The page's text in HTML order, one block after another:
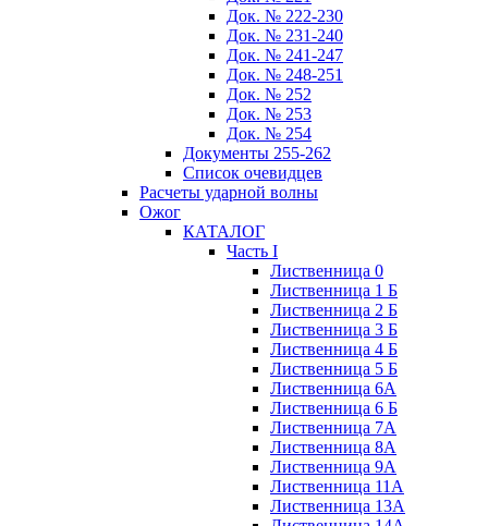
Док. № 222-230
Док. № 231-240
Док. № 241-247
Док. № 248-251
Док. № 252
Док. № 253
Док. № 254
Документы 255-262
Список очевидцев
Расчеты ударной волны
Ожог
КАТАЛОГ
Часть I
Лиственница 0
Лиственница 1 Б
Лиственница 2 Б
Лиственница 3 Б
Лиственница 4 Б
Лиственница 5 Б
Лиственница 6А
Лиственница 6 Б
Лиственница 7А
Лиственница 8А
Лиственница 9А
Лиственница 11А
Лиственница 13А